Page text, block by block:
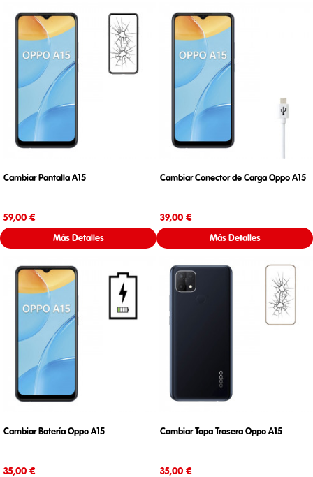
Cambiar Pantalla A15
59,00 €
Más Detalles
Cambiar Conector de Carga Oppo A15
39,00 €
Más Detalles
Cambiar Batería Oppo A15
35,00 €
Cambiar Tapa Trasera Oppo A15
35,00 €